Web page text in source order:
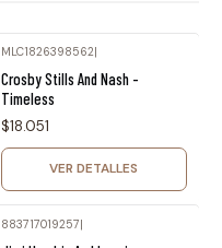
MLC1826398562|
Crosby Stills And Nash -
Timeless
$18.051
VER DETALLES
883717019257|